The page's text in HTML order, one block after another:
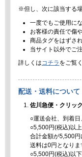
※但し、次に該当する
一度でもご使用に
お客様の責任で傷
商品タグをはずさ
当サイト以外でご
詳しくはコチラ をご覧
配送・送料について
佐川急便・クリッ
○運送会社、到着日
○5,500円(税込)以
合計金額が5,500
送料は0円となりま
○5,500円(税込)以